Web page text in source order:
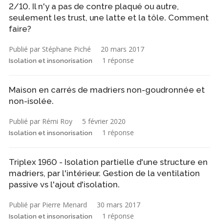
2/10. Il n'y a pas de contre plaqué ou autre,
seulement les trust, une latte et la tôle. Comment
faire?
Publié par Stéphane Piché 20 mars 2017
Isolation et insonorisation 1 réponse
Maison en carrés de madriers non-goudronnée et
non-isolée.
Publié par Rémi Roy 5 février 2020
Isolation et insonorisation 1 réponse
Triplex 1960 - Isolation partielle d'une structure en
madriers, par l'intérieur. Gestion de la ventilation
passive vs l'ajout d'isolation.
Publié par Pierre Menard 30 mars 2017
Isolation et insonorisation 1 réponse